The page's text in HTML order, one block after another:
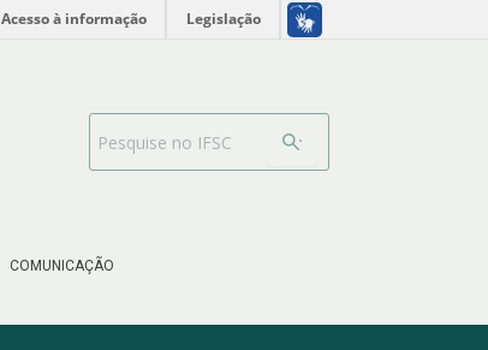
Acesso à informação Legislação
COMUNICAÇÃO
Barra de busca